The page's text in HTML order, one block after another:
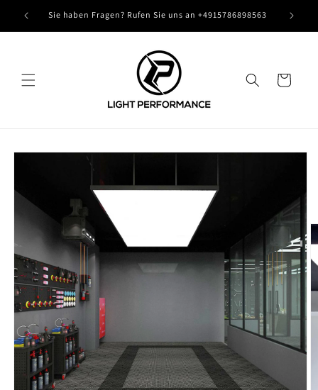
zum
Sie haben Fragen? Rufen Sie uns an +4915786898563
Warenkorb